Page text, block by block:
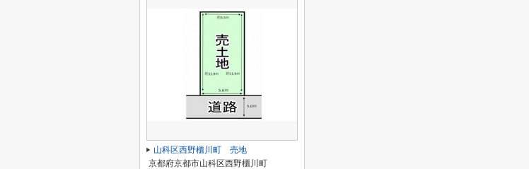
山科区西野櫃川町 売地
京都府京都市山科区西野櫃川町